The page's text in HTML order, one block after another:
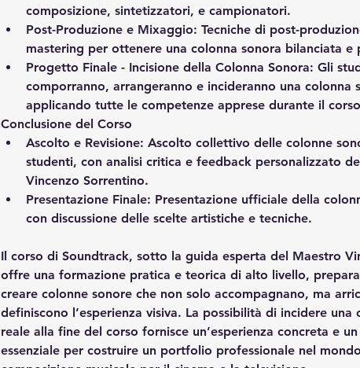
composizione, sintetizzatori, e campionatori.
Post-Produzione e Mixaggio: Tecniche di post-
mastering per ottenere una colonna sonora bilanciata e
Progetto Finale - Incisione della Colonna Sonora: Gli
comporranno, arrangeranno e incideranno una colonna
applicando tutte le competenze apprese durante il
Conclusione del Corso
Ascolto e Revisione: Ascolto collettivo delle colonne
studenti, con analisi critica e feedback personalizzato
Vincenzo Sorrentino.
Presentazione Finale: Presentazione ufficiale della
con discussione delle scelte artistiche e tecniche.
Il corso di Soundtrack, sotto la guida esperta del Maestro
offre una formazione pratica e teorica di alto livello,
creare colonne sonore che non solo accompagnano, ma
definiscono l’esperienza visiva. La possibilità di incidere una
reale alla fine del corso fornisce un’esperienza concreta e
essenziale per costruire un portfolio professionale nel